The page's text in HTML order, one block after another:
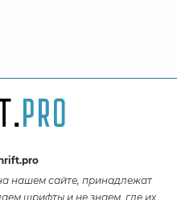
нашем сайте, принадлежат
шрифты и не знаем, где их